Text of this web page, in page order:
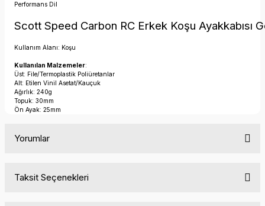
Performans Dil
Scott Speed Carbon RC Erkek Koşu Ayakkabısı
Kullanım Alanı: Koşu
Kullanılan Malzemeler:
Üst: File/Termoplastik Poliüretanlar
Alt: Etilen Vinil Asetat/Kauçuk
Ağırlık: 240g
Topuk: 30mm
Ön Ayak: 25mm
Yorumlar
Taksit Seçenekleri